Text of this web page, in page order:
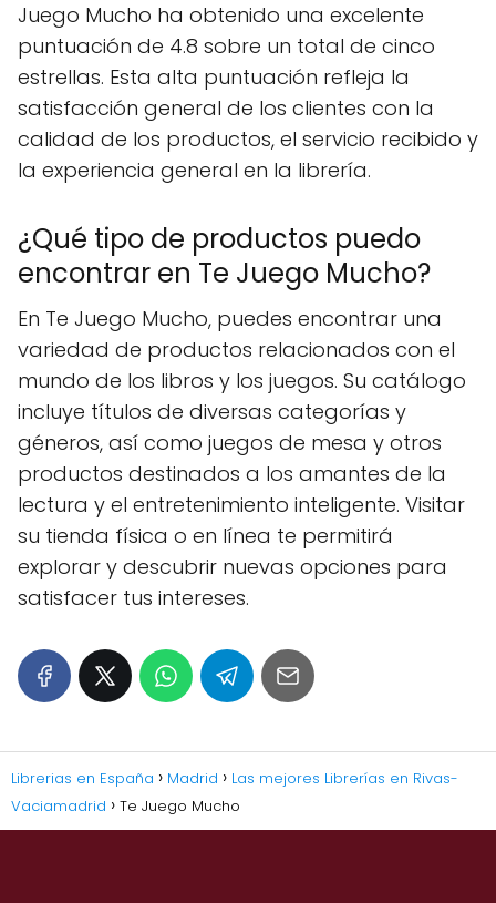
Juego Mucho ha obtenido una excelente
puntuación de 4.8 sobre un total de cinco
estrellas. Esta alta puntuación refleja la
satisfacción general de los clientes con la
calidad de los productos, el servicio recibido y
la experiencia general en la librería.
¿Qué tipo de productos puedo
encontrar en Te Juego Mucho?
En Te Juego Mucho, puedes encontrar una
variedad de productos relacionados con el
mundo de los libros y los juegos. Su catálogo
incluye títulos de diversas categorías y
géneros, así como juegos de mesa y otros
productos destinados a los amantes de la
lectura y el entretenimiento inteligente. Visitar
su tienda física o en línea te permitirá
explorar y descubrir nuevas opciones para
satisfacer tus intereses.
Librerias en España Madrid
Las mejores Librerías en Rivas-
Vaciamadrid
Te Juego Mucho